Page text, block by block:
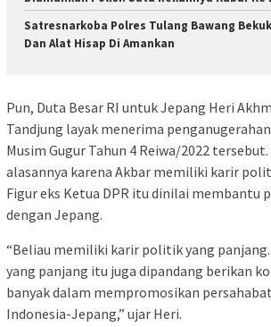
Satresnarkoba Polres Tulang Bawang
Dan Alat Hisap Di Amankan
Pun, Duta Besar RI untuk Jepang Heri
Tandjung layak menerima
Musim Gugur Tahun 4 Reiwa/2022
alasannya karena Akbar memiliki karir
Figur eks Ketua DPR itu dinilai membantu
dengan Jepang.
“Beliau memiliki karir politik yang
yang panjang itu juga dipandang berikan
banyak dalam mempromosikan
Indonesia-Jepang,” ujar Heri.